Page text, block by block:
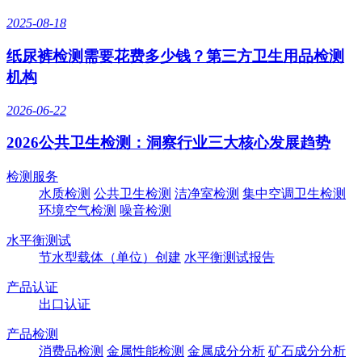
2025-08-18
纸尿裤检测需要花费多少钱？第三方卫生用品检测
机构
2026-06-22
2026公共卫生检测：洞察行业三大核心发展趋势
检测服务
水质检测 公共卫生检测 洁净室检测 集中空调卫生检测
环境空气检测 噪音检测
水平衡测试
节水型载体（单位）创建 水平衡测试报告
产品认证
出口认证
产品检测
消费品检测 金属性能检测 金属成分分析 矿石成分分析